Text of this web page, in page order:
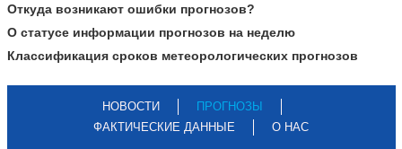
Откуда возникают ошибки прогнозов?
О статусе информации прогнозов на неделю
Классификация сроков метеорологических прогнозов
НОВОСТИ
ПРОГНОЗЫ
ФАКТИЧЕСКИЕ ДАННЫЕ
О НАС